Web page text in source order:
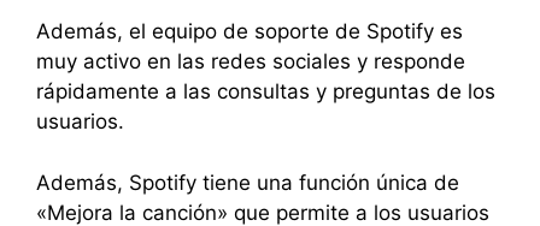
Además, el equipo de soporte de Spotify es
muy activo en las redes sociales y responde
rápidamente a las consultas y preguntas de los
usuarios.
Además, Spotify tiene una función única de
«Mejora la canción» que permite a los usuarios